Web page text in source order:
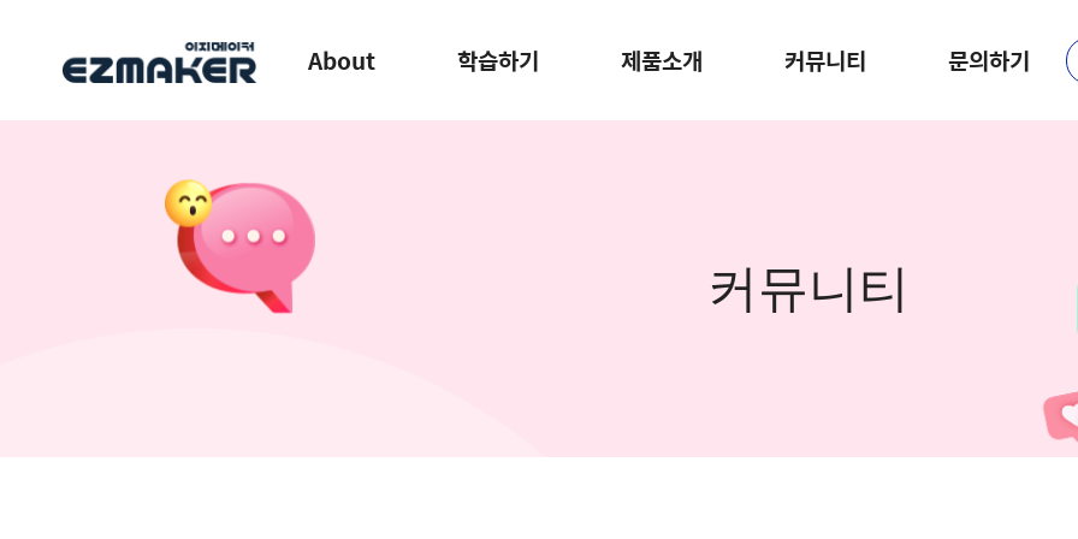
About 학습하기 제품소개 커뮤니티 문의하기
커뮤니티